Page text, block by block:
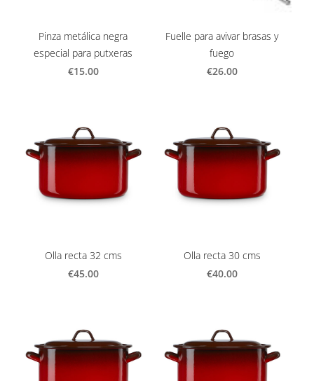
Pinza metálica negra
especial para putxeras
€15.00
Fuelle para avivar brasas y
fuego
€26.00
Olla recta 32 cms
€45.00
Olla recta 30 cms
€40.00